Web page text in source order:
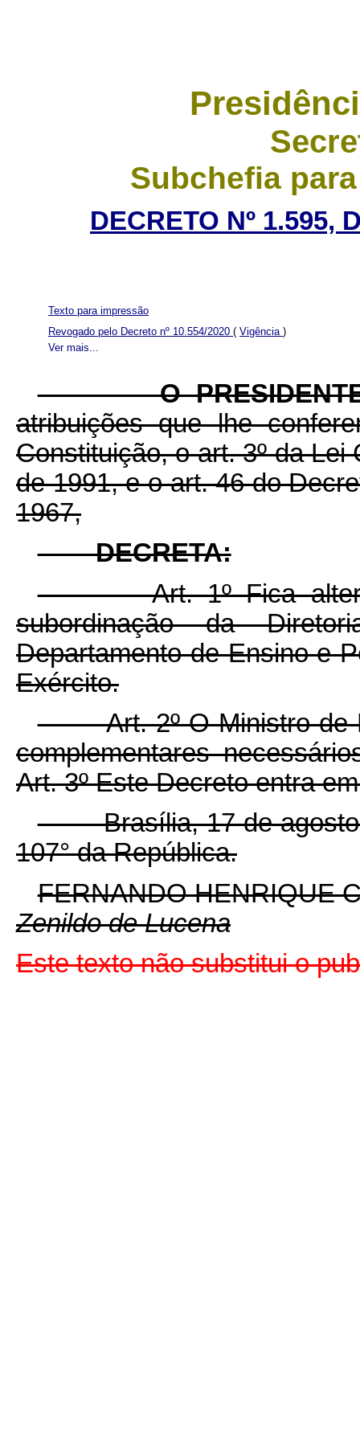
Subchefia
DECRETO Nº 1.595,
Ver mais...
Texto para impressão
Revogado pelo Decreto nº 10.554/2020 ( Vigência )
O PRESIDENTE
atribuições que lhe
Constituição, o art. 3º da Lei
de 1991, e o art. 46 do
1967,
DECRETA:
Art. 1º Fica
subordinação da
Departamento de Ensino e
Exército.
Art. 2º O Ministro de
complementares
Art. 3º Este Decreto entra
Brasília, 17 de agosto
107° da República.
FERNANDO HENRIQUE
Zenildo de Lucena
Este texto não substitui o